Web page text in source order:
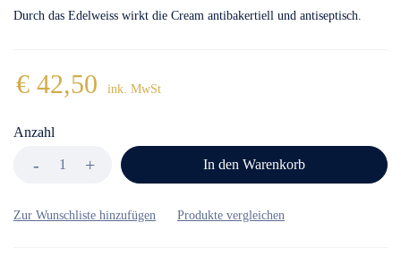
Durch das Edelweiss wirkt die Cream antibakertiell und antiseptisch.
€ 42,50 ink. MwSt
Anzahl
In den Warenkorb